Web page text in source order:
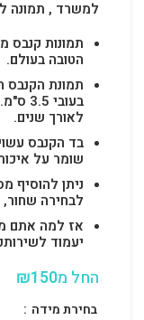
למשרד , תמונה
הטובה בעולם.
תמונת הקנבס
לאורך שנים.
בד הקנבס
שומר על
ניתן להוסיף
לבחירה שחור,
יעמוד
החל מ ₪150
בחירת מידה